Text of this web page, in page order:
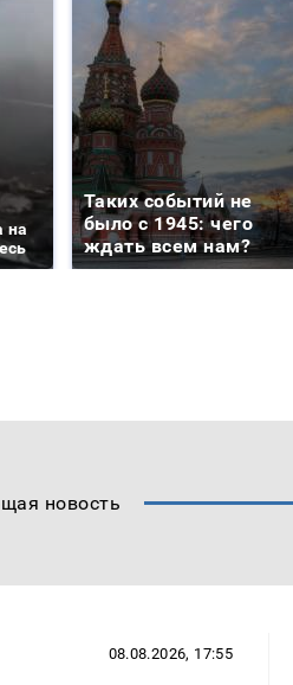
на
Таких событий не
было с 1945: чего
ждать всем нам?
новость
08.08.2026, 17:55